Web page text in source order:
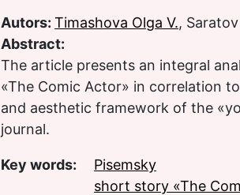
Autors: Timashova Olga V.,
Abstract:
The article presents an integral
«The Comic Actor» in correlation
and aesthetic framework of the
journal.
Key words:
Pisemsky
short story «The